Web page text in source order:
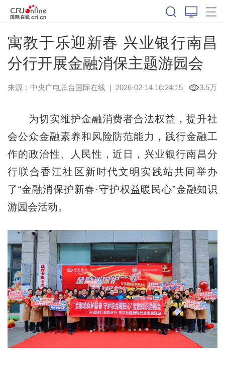
寓教于乐迎新春 兴业银行南昌
分行开展金融消保主题游园会
来源：中央广电总台国际在线| 2026-02-14 16:24:15 3.5万
为切实维护金融消费者合法权益，提升社
会公众金融素养和风险防范能力，践行金融工
作的政治性、人民性，近日，兴业银行南昌分
行联合香江社区新时代文明实践站共同举办
了“金融消保护新春·守护权益暖民心”金融知识
游园会活动。